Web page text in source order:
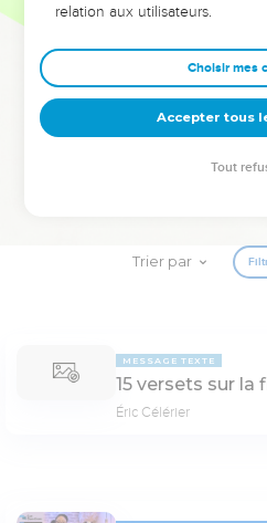
Dans cette conférence, leaders,
clés pour avancer avec plus de
deviennent vos tremplins. Que
équipe, un groupe ou une
pour
Trier par
MESSAGE TEXTE
15 versets sur la
Éric Célérier
relation aux utilisateurs.
Choisir mes
Accepter tous
Tout